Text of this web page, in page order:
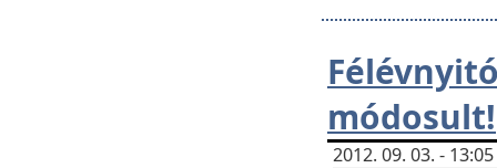
módosult!
2012. 09. 03. -